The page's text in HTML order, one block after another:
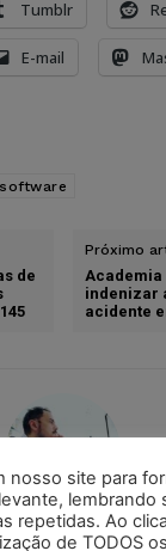
Tumblr
E-mail
de
Próximo
Academia
indenizar
acidente
nosso site para
lembrando
repetidas. Ao
de TODOS